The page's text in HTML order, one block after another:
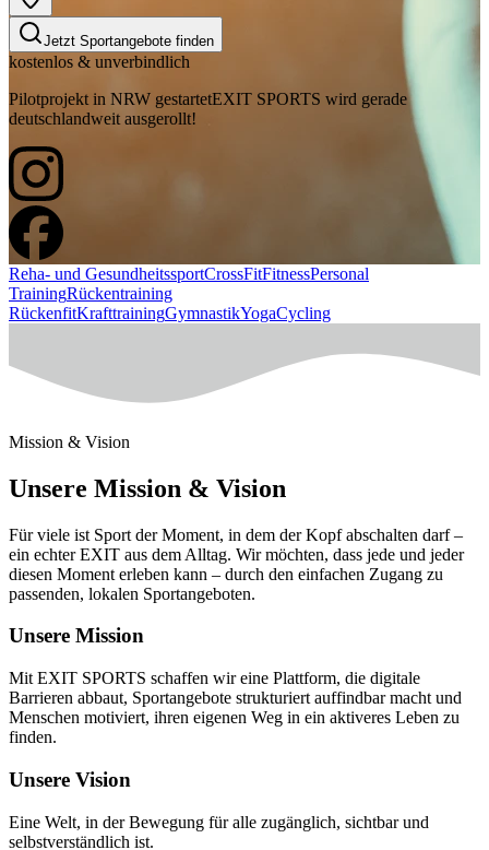
Jetzt Sportangebote finden
kostenlos & unverbindlich
Pilotprojekt in NRW gestartetEXIT SPORTS wird gerade
deutschlandweit ausgerollt!
Reha- und GesundheitssportCrossFitFitnessPersonal
TrainingRückentraining
RückenfitKrafttrainingGymnastikYogaCycling
Mission & Vision
Unsere Mission & Vision
Für viele ist Sport der Moment, in dem der Kopf abschalten darf –
ein echter EXIT aus dem Alltag. Wir möchten, dass jede und jeder
diesen Moment erleben kann – durch den einfachen Zugang zu
passenden, lokalen Sportangeboten.
Unsere Mission
Mit EXIT SPORTS schaffen wir eine Plattform, die digitale
Barrieren abbaut, Sportangebote strukturiert auffindbar macht und
Menschen motiviert, ihren eigenen Weg in ein aktiveres Leben zu
finden.
Unsere Vision
Eine Welt, in der Bewegung für alle zugänglich, sichtbar und
selbstverständlich ist.